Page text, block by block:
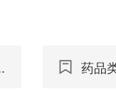
药品